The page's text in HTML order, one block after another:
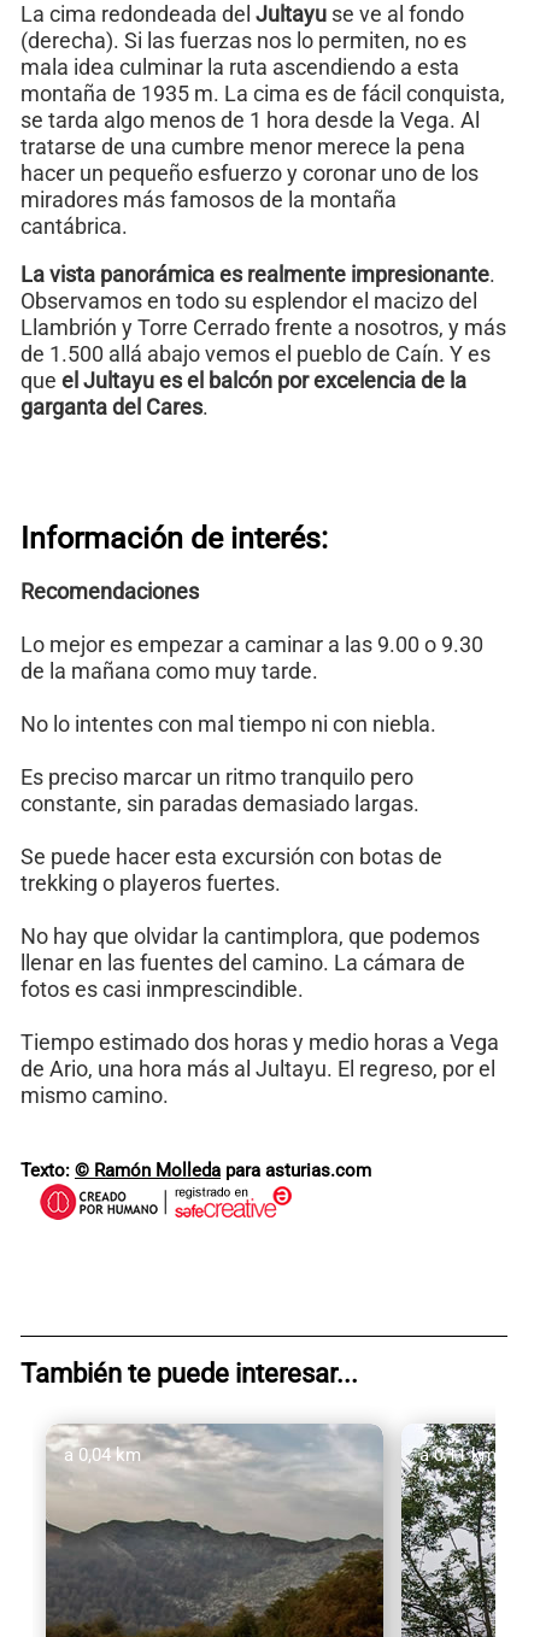
La cima redondeada del Jultayu se ve al fondo
(derecha). Si las fuerzas nos lo permiten, no es
mala idea culminar la ruta ascendiendo a esta
montaña de 1935 m. La cima es de fácil conquista,
se tarda algo menos de 1 hora desde la Vega. Al
tratarse de una cumbre menor merece la pena
hacer un pequeño esfuerzo y coronar uno de los
miradores más famosos de la montaña
cantábrica.
La vista panorámica es realmente impresionante.
Observamos en todo su esplendor el macizo del
Llambrión y Torre Cerrado frente a nosotros, y más
de 1.500 allá abajo vemos el pueblo de Caín. Y es
que el Jultayu es el balcón por excelencia de la
garganta del Cares.
Información de interés:
Recomendaciones
Lo mejor es empezar a caminar a las 9.00 o 9.30
de la mañana como muy tarde.
No lo intentes con mal tiempo ni con niebla.
Es preciso marcar un ritmo tranquilo pero
constante, sin paradas demasiado largas.
Se puede hacer esta excursión con botas de
trekking o playeros fuertes.
No hay que olvidar la cantimplora, que podemos
llenar en las fuentes del camino. La cámara de
fotos es casi inmprescindible.
Tiempo estimado dos horas y medio horas a Vega
de Ario, una hora más al Jultayu. El regreso, por el
mismo camino.
Texto: © Ramón Molleda para asturias.com
También te puede interesar...
a 0,04 km a 0,11 km